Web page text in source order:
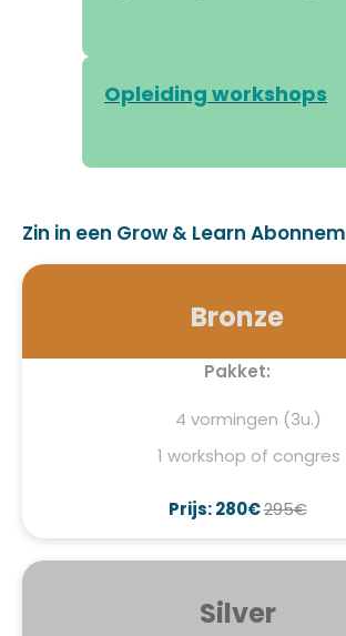
Opleiding workshops
Zin in een Grow & Learn
Bronze
Pakket:
4 vormingen (3u.)
1 workshop of congres
Prijs: 280€295€
Silver